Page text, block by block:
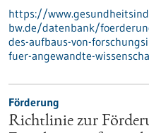
https://
bw.de/datenbank/
des-aufbaus-von-
fuer-angewandte-
Förderung
Richtlinie zur